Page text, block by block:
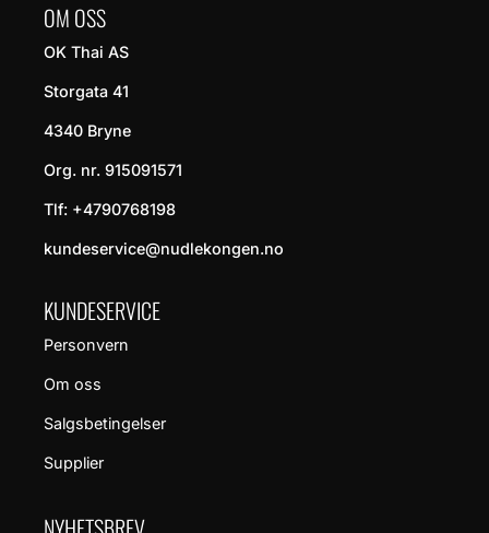
OM OSS
OK Thai AS
Storgata 41
4340 Bryne
Org. nr. 915091571
Tlf: +4790768198
kundeservice@nudlekongen.no
KUNDESERVICE
Personvern
Om oss
Salgsbetingelser
Supplier